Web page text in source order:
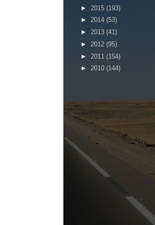
► 2015 (193)
► 2014 (53)
► 2013 (41)
► 2012 (95)
► 2011 (154)
► 2010 (144)